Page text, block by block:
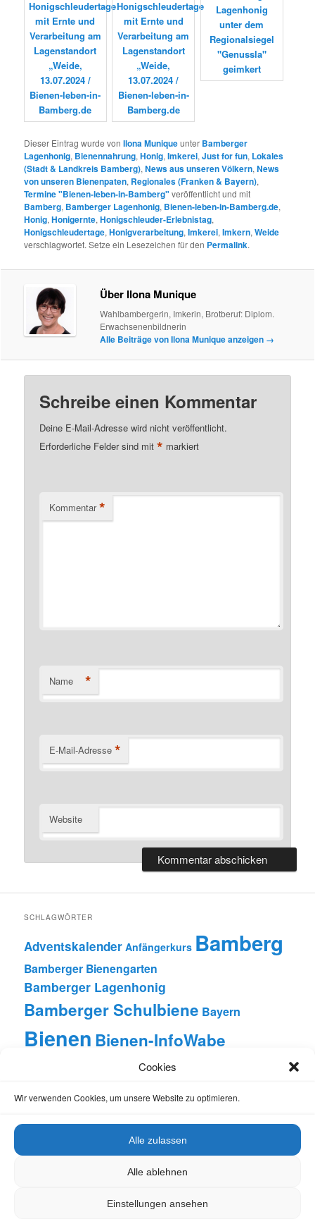
Cookies
Wir verwenden Cookies, um unsere Website zu optimieren.
Alle zulassen
Alle ablehnen
Einstellungen ansehen
Dieser Eintrag wurde vonIlona Muniqueunter Bamberger
Lagenhonig, Bienennahrung,Honig,Imkerei,Just for fun, Lokales
(Stadt & Landkreis Bamberg),News aus unseren Völkern,News
von unseren Bienenpaten, Regionales (Franken & Bayern),
Termine "Bienen-leben-in-Bamberg" veröffentlicht und mit
Bamberg, Bamberger Lagenhonig, Bienen-leben-in-Bamberg.de,
Honig,Honigernte,Honigschleuder-Erlebnistag,
Honigschleudertage,Honigverarbeitung,Imkerei,Imkern,Weide
verschlagwortet. Setze ein Lesezeichen für den Permalink.
Über Ilona Munique
Wahlbambergerin, Imkerin, Brotberuf: Diplom.
Erwachsenenbildnerin
Alle Beiträge von Ilona Munique anzeigen →
Schreibe einen Kommentar
Deine E-Mail-Adresse wird nicht veröffentlicht.
Erforderliche Felder sind mit* markiert
Kommentar *
Name *
E-Mail-Adresse *
Website
SCHLAGWÖRTER
Adventskalender Anfängerkurs Bamberg
Bamberger Bienengarten
Bamberger Lagenhonig
Bamberger Schulbiene Bayern
Bienen Bienen-InfoWabe
Bienen-leben-in-Bamberg.de
Bienennahrung
Fortbildung
Grundschule Honig Honigernte Ilona Munique
Imkerei
Lehrbienenstand